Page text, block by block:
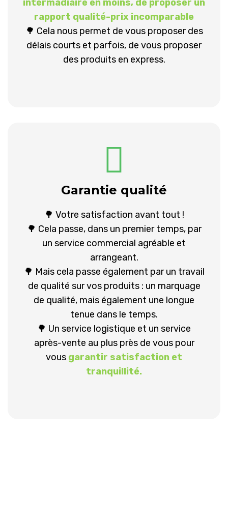
intérmadiaire en moins, de proposer un
rapport qualité-prix incomparable
🌳 Cela nous permet de vous proposer des
délais courts et parfois, de vous proposer
des produits en express.
Garantie qualité
🌳 Votre satisfaction avant tout !
🌳 Cela passe, dans un premier temps, par
un service commercial agréable et
arrangeant.
🌳 Mais cela passe également par un travail
de qualité sur vos produits : un marquage
de qualité, mais également une longue
tenue dans le temps.
🌳 Un service logistique et un service
après-vente au plus près de vous pour
vous garantir satisfaction et
tranquillité.